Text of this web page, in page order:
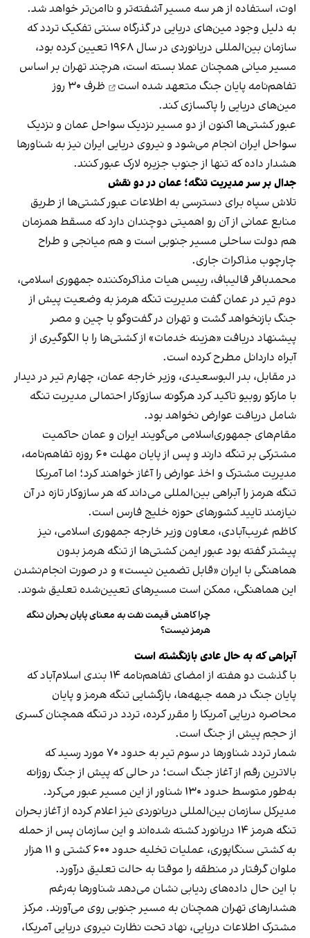
اوت، استفاده از هر سه مسیر آشفته‌تر و ناامن‌تر خواهد شد.
به دلیل وجود مین‌های دریایی در گذرگاه سنتی تفکیک تردد که
سازمان بین‌المللی دریانوردی در سال ۱۹۶۸ تعیین کرده بود،
مسیر میانی همچنان عملا بسته است، هرچند تهران بر اساس
تفاهم‌نامه پایان جنگ متعهد شده است
ظرف ۳۰ روز
مین‌های دریایی را پاکسازی کند.
عبور کشتی‌ها اکنون از دو مسیر نزدیک سواحل عمان و نزدیک
سواحل ایران انجام می‌شود و نیروی دریایی ایران نیز به شناورها
هشدار داده که تنها از جنوب جزیره لارک عبور کنند.
جدال بر سر مدیریت تنگه؛ عمان در دو نقش
تلاش سپاه برای دسترسی به اطلاعات عبور کشتی‌ها از طریق
منابع عمانی از آن رو اهمیتی دوچندان دارد که مسقط همزمان
هم دولت ساحلی مسیر جنوبی است و هم میانجی و طراح
چارچوب مذاکرات جاری.
محمدباقر قالیباف، رییس هیات مذاکره‌کننده جمهوری اسلامی،
دوم تیر در عمان گفت مدیریت تنگه هرمز به وضعیت پیش از
جنگ بازنخواهد گشت و تهران در گفت‌وگو با چین و مصر
پیشنهاد دریافت «هزینه خدمات» از کشتی‌ها را با الگوگیری از
آبراه داردانل مطرح کرده است.
در مقابل، بدر البوسعیدی، وزیر خارجه عمان، چهارم تیر در دیدار
با مارکو روبیو تاکید کرد هرگونه سازوکار احتمالی مدیریت تنگه
شامل دریافت عوارض نخواهد بود.
مقام‌های جمهوری‌اسلامی می‌گویند ایران و عمان حاکمیت
مشترکی بر تنگه دارند و پس از پایان مهلت ۶۰ روزه تفاهم‌نامه،
مدیریت مشترک و اخذ عوارض را آغاز خواهند کرد؛ اما آمریکا
تنگه هرمز را آبراهی بین‌المللی می‌داند که هر سازوکار تازه در آن
نیازمند تایید کشورهای حوزه خلیج فارس است.
کاظم غریب‌آبادی، معاون وزیر خارجه جمهوری اسلامی، نیز
پیشتر گفته بود عبور ایمن کشتی‌ها از تنگه هرمز بدون
هماهنگی با ایران «قابل تضمین نیست» و در صورت انجام‌نشدن
این هماهنگی، ممکن است مسیرهای تعیین‌شده تعلیق شوند.
چرا کاهش قیمت نفت به معنای پایان بحران تنگه
هرمز نیست؟
آبراهی که به حال عادی بازنگشته است
با گذشت دو هفته از امضای تفاهم‌نامه ۱۴ بندی اسلام‌آباد که
پایان جنگ در همه جبهه‌ها، بازگشایی تنگه هرمز و پایان
محاصره دریایی آمریکا را مقرر کرده، تردد در تنگه همچنان کسری
از حجم پیش از جنگ است.
شمار تردد شناورها در سوم تیر به حدود ۷۰ مورد رسید که
بالاترین رقم از آغاز جنگ است؛ در حالی که پیش از جنگ روزانه
به‌طور متوسط حدود ۱۳۰ شناور از این مسیر عبور می‌کرد.
مدیرکل سازمان بین‌المللی دریانوردی نیز اعلام کرده از آغاز بحران
تنگه هرمز ۱۴ دریانورد کشته شده‌اند و این سازمان پس از حمله
به کشتی سنگاپوری، عملیات تخلیه حدود ۶۰۰ کشتی و ۱۱ هزار
ملوان گرفتار در منطقه را موقتا به حالت تعلیق درآورد.
با این حال داده‌های ردیابی نشان می‌دهد شناورها به‌رغم
هشدارهای تهران همچنان به مسیر جنوبی روی می‌آورند. مرکز
مشترک اطلاعات دریایی، نهاد تحت نظارت نیروی دریایی آمریکا،